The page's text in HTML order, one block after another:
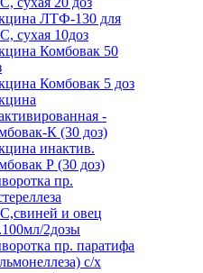
ЛТФ-130 для
сухая 10доз
Комбовак 50
Комбовак 5 доз
-
К (30 доз)
инактив.
Р (30 доз)
пр.
и овец
2дозы
пр. паратифа
с/х